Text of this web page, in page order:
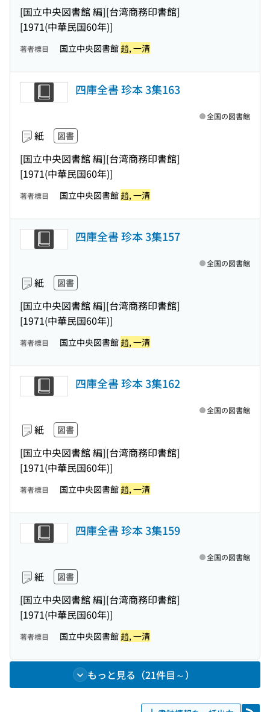
[国立中央図書館 編][台湾商務印書館]
[1971(中華民国60年)]
著者標目 国立中央図書館 趙, 一清
四庫全書 珍本 3集163
紙 図書
[国立中央図書館 編][台湾商務印書館]
[1971(中華民国60年)]
全国の図書館
著者標目 国立中央図書館 趙, 一清
四庫全書 珍本 3集157
紙 図書
[国立中央図書館 編][台湾商務印書館]
[1971(中華民国60年)]
全国の図書館
著者標目 国立中央図書館 趙, 一清
四庫全書 珍本 3集162
紙 図書
[国立中央図書館 編][台湾商務印書館]
[1971(中華民国60年)]
全国の図書館
著者標目 国立中央図書館 趙, 一清
四庫全書 珍本 3集159
紙 図書
[国立中央図書館 編][台湾商務印書館]
[1971(中華民国60年)]
全国の図書館
著者標目 国立中央図書館 趙, 一清
もっと見る（21件目～）